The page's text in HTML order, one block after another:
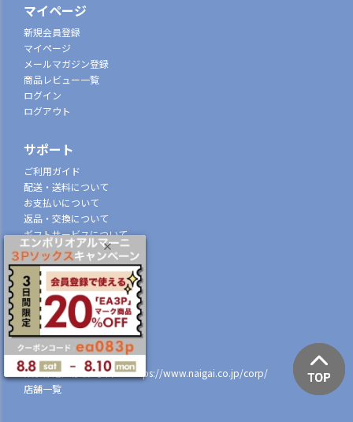
マイページ
新規会員登録
マイページ
メールマガジン登録
商品レビュー一覧
ログイン
ログアウト
サポート
ご利用ガイド
配送・送料について
お支払いについて
返品・交換について
ギフトサービスについて
特定商取引法に基づく表示
個人情報の取扱
会社概要
株式会社ナイガイ
(東証スタンダード市場上場)
107-0052
東京都港区赤坂7丁目8-5https://www.naigai.co.jp/corp/
店舗一覧